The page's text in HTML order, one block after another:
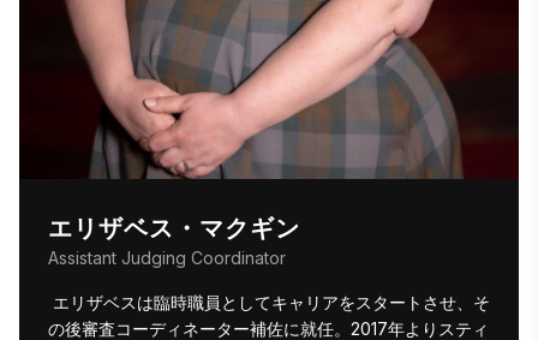
エリザベス・マクギン
Assistant Judging Coordinator
の後審査コーディネーター補佐に就任。2017年よりスティ